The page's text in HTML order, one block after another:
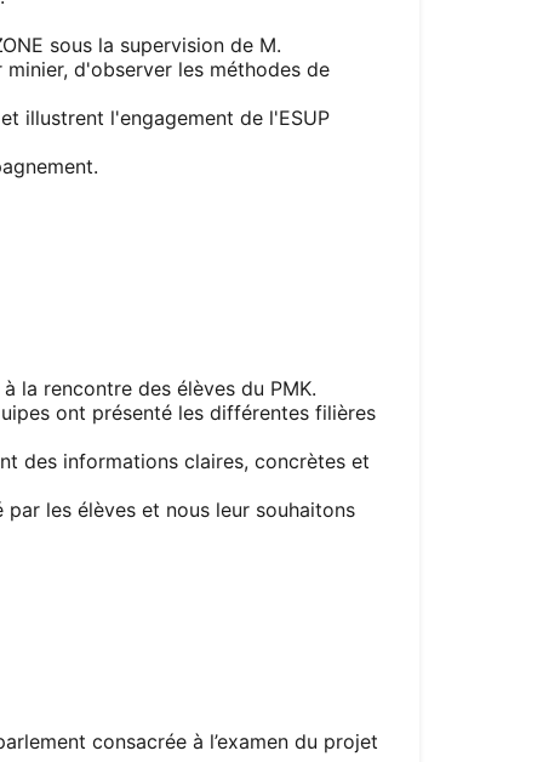
sous la supervision de M.
d'observer les méthodes de
illustrent l'engagement de l'ESUP
la rencontre des élèves du PMK.
ont présenté les différentes filières
des informations claires, concrètes et
par les élèves et nous leur souhaitons
consacrée à l’examen du projet